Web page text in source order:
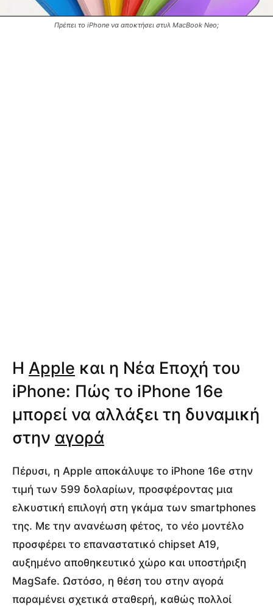
Πρέπει το iPhone να αποκτήσει στυλ MacBook Neo;
Η Apple και η Νέα Εποχή του
iPhone: Πώς το iPhone 16e
μπορεί να αλλάξει τη δυναμική
στην αγορά
Πέρυσι, η Apple αποκάλυψε το iPhone 16e στην
τιμή των 599 δολαρίων, προσφέροντας μια
ελκυστική επιλογή στη γκάμα των smartphones
της. Με την ανανέωση φέτος, το νέο μοντέλο
προσφέρει το επαναστατικό chipset A19,
αυξημένο αποθηκευτικό χώρο και υποστήριξη
MagSafe. Ωστόσο, η θέση του στην αγορά
παραμένει σχετικά σταθερή, καθώς πολλοί